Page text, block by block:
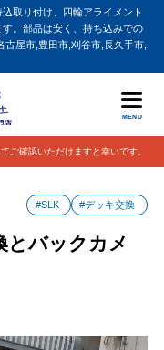
取り付け、四輪アライメント
。部品は安く、持ち込みでの
屋市,豊田市,刈谷市,長久手市,
MENU
ご確認いただけますと幸いです。
#SLK #デッキ交換
バックカメ